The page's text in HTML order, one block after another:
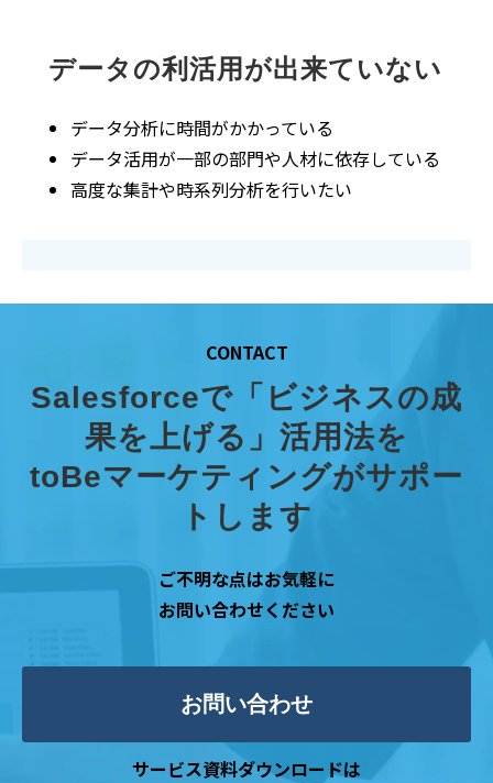
データの利活用が出来ていない
データ分析に時間がかかっている
データ活用が一部の部門や人材に依存している
高度な集計や時系列分析を行いたい
CONTACT
Salesforceで「ビジネスの成
果を上げる」活用法を
toBeマーケティングがサポー
トします
ご不明な点はお気軽に
お問い合わせください
お問い合わせ
サービス資料ダウンロードは